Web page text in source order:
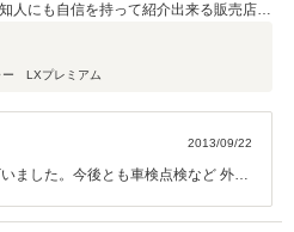
人にも自信を持って紹介出来る販売店で
ー LXプレミアム
2013/09/22
ました。今後とも車検点検など 外車
。